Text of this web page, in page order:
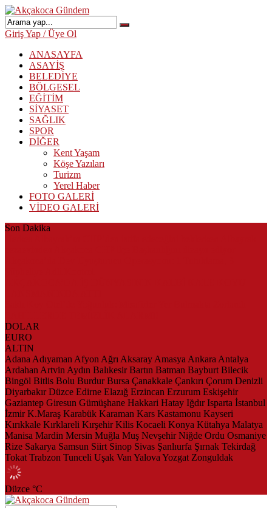
Giriş Yap / Üye Ol
ANASAYFA
ASAYİŞ
BELEDİYE
BÖLGESEL
EĞİTİM
SİYASET
SAĞLIK
SPOR
DİĞER
Kent Yaşam
Köşe Yazıları
Turizm
Yerel Haber
FOTO GALERİ
VİDEO GALERİ
Son Dakika
DOLAR
EURO
ALTIN
Adana Adıyaman Afyon Ağrı Aksaray Amasya Ankara Antalya
Ardahan Artvin Aydın Balıkesir Bartın Batman Bayburt Bilecik
Bingöl Bitlis Bolu Burdur Bursa Çanakkale Çankırı Çorum Denizli
Diyarbakır Düzce Edirne Elazığ Erzincan Erzurum Eskişehir
Gaziantep Giresun Gümüşhane Hakkari Hatay Iğdır Isparta İstanbul
İzmir K.Maraş Karabük Karaman Kars Kastamonu Kayseri
Kırıkkale Kırklareli Kırşehir Kilis Kocaeli Konya Kütahya Malatya
Manisa Mardin Mersin Muğla Muş Nevşehir Niğde Ordu Osmaniye
Rize Sakarya Samsun Siirt Sinop Sivas Şanlıurfa Şırnak Tekirdağ
Tokat Trabzon Tunceli Uşak Van Yalova Yozgat Zonguldak
Düzce °C